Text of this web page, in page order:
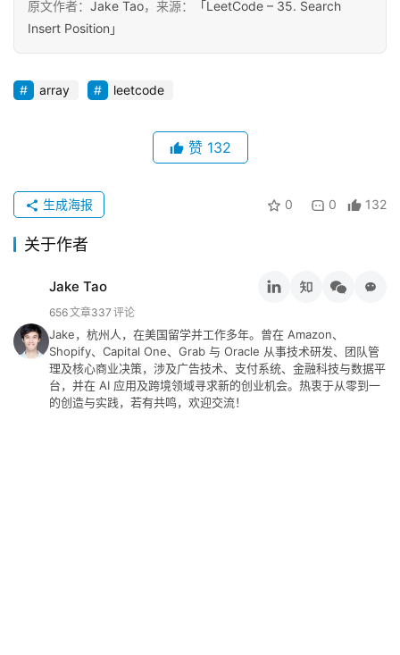
专
行
碎
念
荐
&
工
登录
原文作者： Jake Tao，来源：
「LeetCode – 35. Search
Insert Position」
array leetcode
赞 132
0 0 132
生成海报
关于作者
Jake Tao
656文章337 评论
Jake，杭州人，在美国留学并工作多年。曾在 Amazon、
Shopify、Capital One、Grab 与 Oracle 从事技术研发、团队管
理及核心商业决策，涉及广告技术、支付系统、金融科技与数据平
台，并在 AI 应用及跨境领域寻求新的创业机会。热衷于从零到一
的创造与实践，若有共鸣，欢迎交流！